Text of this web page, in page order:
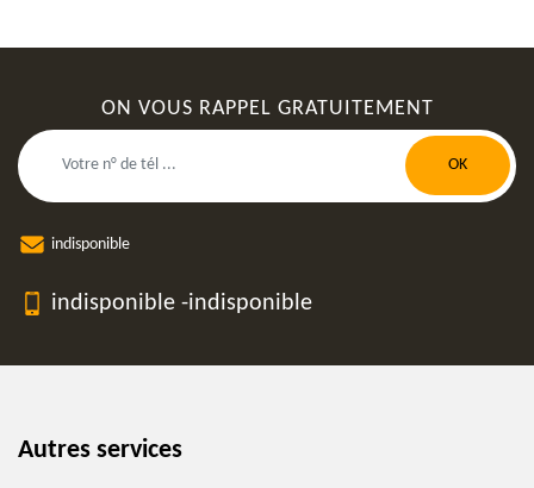
ON VOUS RAPPEL GRATUITEMENT
indisponible
indisponible -indisponible
Autres services